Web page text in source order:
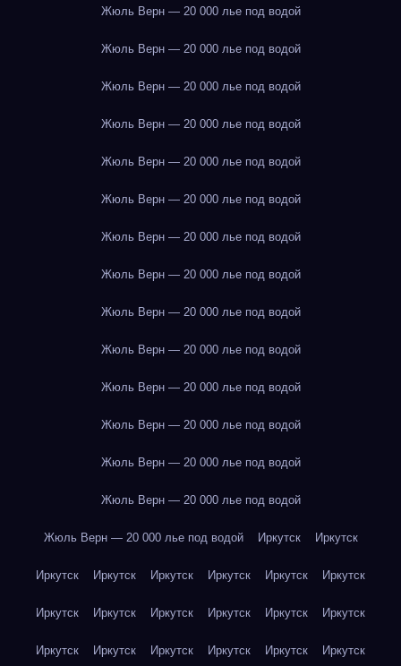
Жюль Верн — 20 000 лье под водой
Жюль Верн — 20 000 лье под водой
Жюль Верн — 20 000 лье под водой
Жюль Верн — 20 000 лье под водой
Жюль Верн — 20 000 лье под водой
Жюль Верн — 20 000 лье под водой
Жюль Верн — 20 000 лье под водой
Жюль Верн — 20 000 лье под водой
Жюль Верн — 20 000 лье под водой
Жюль Верн — 20 000 лье под водой
Жюль Верн — 20 000 лье под водой
Жюль Верн — 20 000 лье под водой
Жюль Верн — 20 000 лье под водой
Жюль Верн — 20 000 лье под водой
Жюль Верн — 20 000 лье под водой Иркутск Иркутск
Иркутск Иркутск Иркутск Иркутск Иркутск Иркутск
Иркутск Иркутск Иркутск Иркутск Иркутск Иркутск
Иркутск Иркутск Иркутск Иркутск Иркутск Иркутск